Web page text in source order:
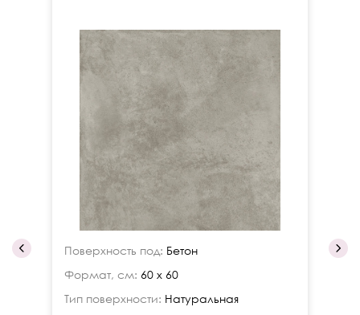
Поверхность под: Бетон
Формат, см: 60 x 60
Тип поверхности: Натуральная